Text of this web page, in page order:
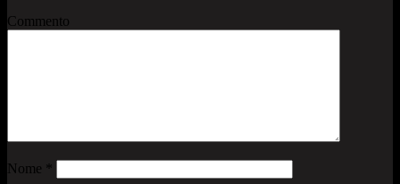
Commento
Nome